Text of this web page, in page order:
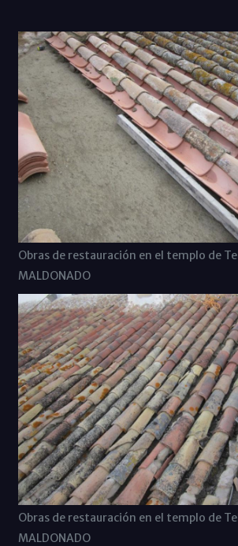
Obras de restauración en el templo de
MALDONADO
Obras de restauración en el templo de
MALDONADO